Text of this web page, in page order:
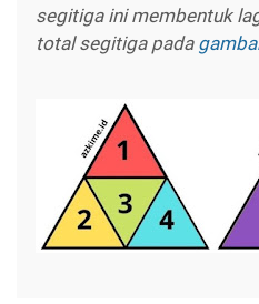
segitiga ini membentuk
total segitiga pada